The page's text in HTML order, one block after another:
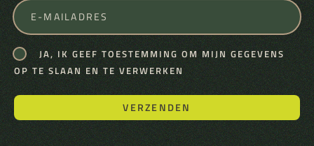
JA, IK GEEF TOESTEMMING OM MIJN GEGEVENS
OP TE SLAAN EN TE VERWERKEN